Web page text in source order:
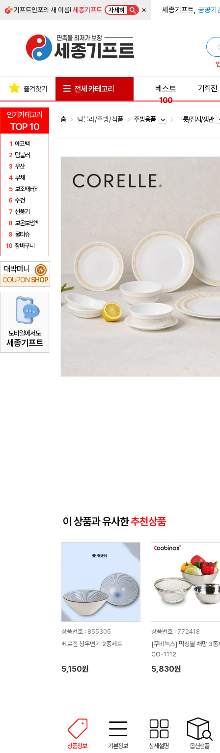
기프트인포의 새 이름!세종기프트 자세히 × 세종기프트, 공공기
인기카테고리
TOP 10
1 에코백
2 텀블러
3 우산
4 부채
5 보조배터리
6 수건
7 선풍기
8 보온보냉백
9 물티슈
10 장바구니
대박머니
COUPON SHOP
₩
모바일에서도
세종기프트
즐겨찾기 전체 카테고리
베스트
100
기획전
홈 텀블러/주방/식품 주방용품 그릇/접시/쟁반
이 상품과 유사한추천상품
상품번호 : 855305
베르겐 청우면기 2종세트
5,150원
상품번호 : 772418
[쿠비녹스] 믹싱볼 채망 3종세트
CO-1112
5,830원
상품정보 기본정보 상세설명 옵션샘플